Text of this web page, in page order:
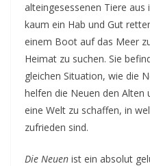
alteingesessenen Tiere
kaum ein Hab und Gut
einem Boot auf das Meer
Heimat zu suchen. Sie
gleichen Situation, wie die
helfen die Neuen den Alten
eine Welt zu schaffen, in
zufrieden sind.
Die Neuen ist ein absolut